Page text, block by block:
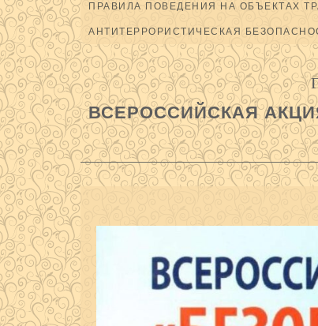
ПРАВИЛА ПОВЕДЕНИЯ НА ОБЪЕКТАХ
АНТИТЕРРОРИСТИЧЕСКАЯ
ВСЕРОССИЙСКАЯ